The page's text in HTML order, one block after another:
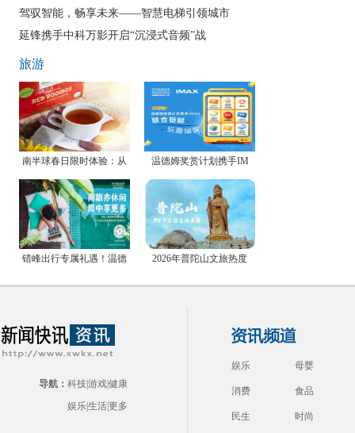
驾驭智能，畅享未来——智慧电梯引领城市
延锋携手中科万影开启“沉浸式音频”战
旅游
南半球春日限时体验：从 温德姆奖赏计划携手IM
错峰出行专属礼遇！温德 2026年普陀山文旅热度
导航： 科技游戏健康
娱乐生活更多
娱乐 母婴
消费 食品
民生 时尚